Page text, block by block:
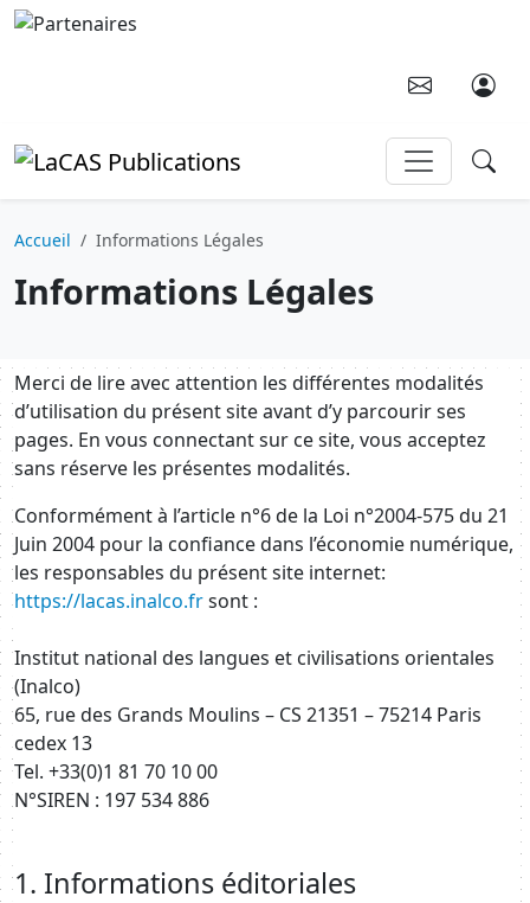
Aller au contenu principal
Accueil Informations Légales
Informations Légales
Merci de lire avec attention les différentes modalités
d’utilisation du présent site avant d’y parcourir ses
pages. En vous connectant sur ce site, vous acceptez
sans réserve les présentes modalités.
Conformément à l’article n°6 de la Loi n°2004-575 du 21
Juin 2004 pour la confiance dans l’économie numérique,
les responsables du présent site internet:
https://lacas.inalco.frsont :
Institut national des langues et civilisations orientales
(Inalco)
65, rue des Grands Moulins – CS 21351 – 75214 Paris
cedex 13
Tel. +33(0)1 81 70 10 00
N°SIREN : 197 534 886
1. Informations éditoriales